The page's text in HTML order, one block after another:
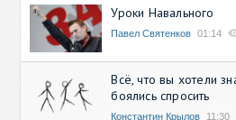
Уроки Навального
Павел Святенков 01:14
Всё, что вы хотели
боялись спросить
Константин Крылов 11:30